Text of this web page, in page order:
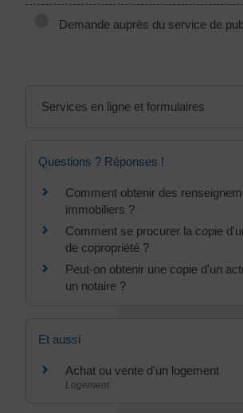
Demande auprès du service de
Services en ligne et formulaires
Questions ? Réponses !
Comment obtenir des
immobiliers ?
Comment se procurer la copie
de copropriété ?
Peut-on obtenir une copie d'un
un notaire ?
Et aussi
Achat ou vente d'un logement
Logement